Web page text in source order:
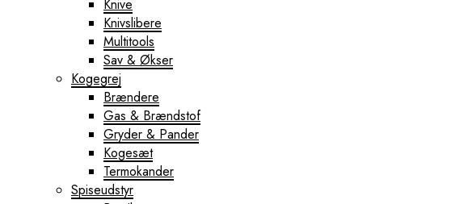
Knive
Knivslibere
Multitools
Sav & Økser
Kogegrej
Brændere
Gas & Brændstof
Gryder & Pander
Kogesæt
Termokander
Spiseudstyr